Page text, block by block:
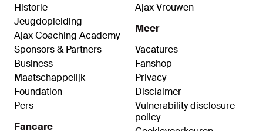
Historie
Jeugdopleiding
Ajax Coaching Academy
Sponsors & Partners
Business
Maatschappelijk
Foundation
Pers
Fancare
Ajax Vrouwen
Meer
Vacatures
Fanshop
Privacy
Disclaimer
Vulnerability disclosure
policy